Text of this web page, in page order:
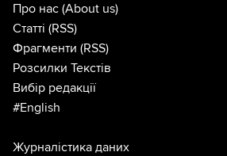
Про нас (About us)
Статті (RSS)
Фрагменти (RSS)
Розсилки Текстів
Вибір редакції
#English
Журналістика даних